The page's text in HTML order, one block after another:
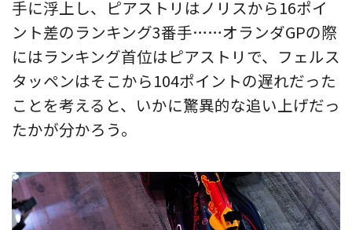
手に浮上し、ピアストリはノリスから16ポイ
ント差のランキング3番手……オランダGPの際
にはランキング首位はピアストリで、フェルス
タッペンはそこから104ポイントの遅れだった
ことを考えると、いかに驚異的な追い上げだっ
たかが分かろう。